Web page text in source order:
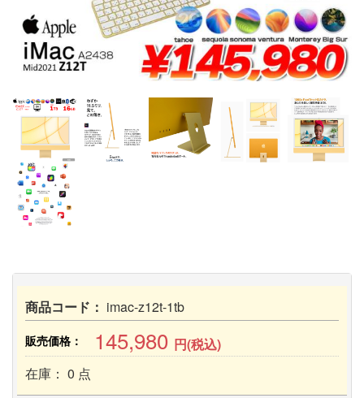
商品コード： imac-z12t-1tb
販売価格： 145,980 円(税込)
在庫： 0 点